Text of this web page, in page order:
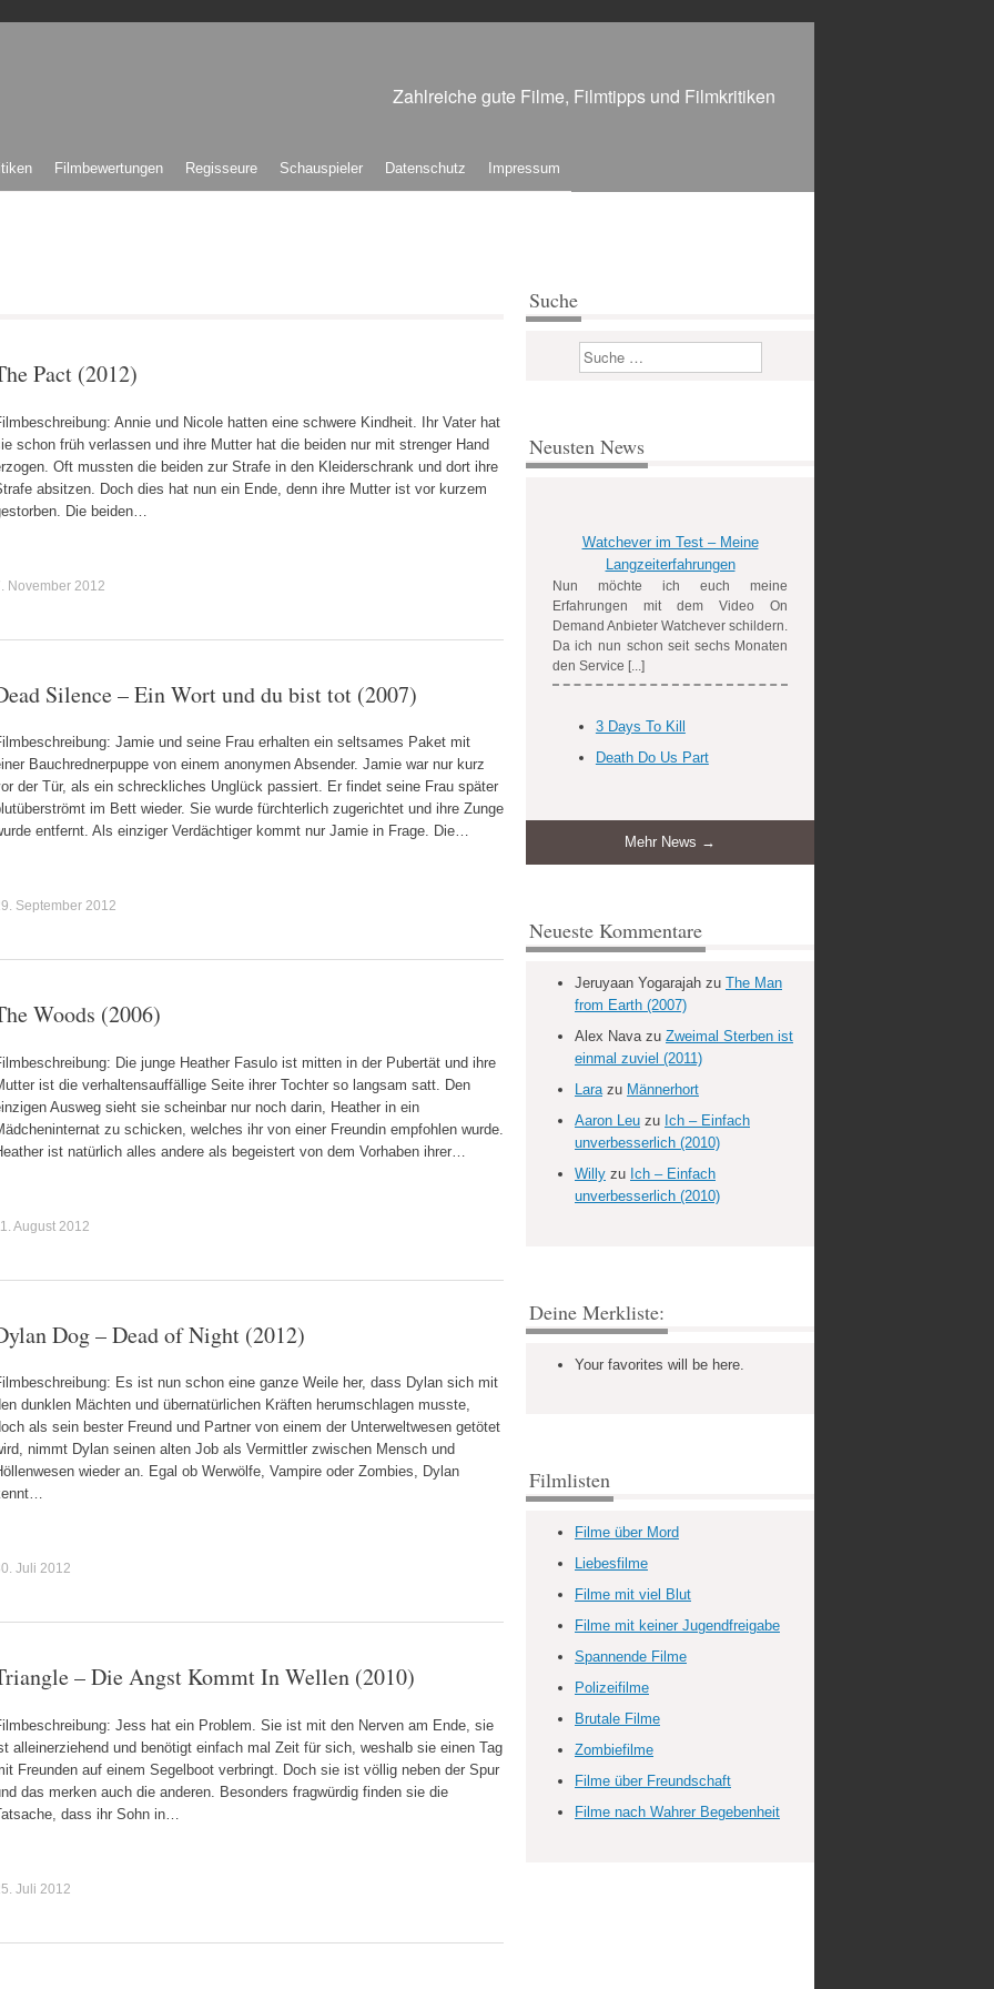
Zahlreiche gute Filme, Filmtipps und Filmkritiken
Filmbewertungen Regisseure Schauspieler Datenschutz Impressum
Pact (2012)
Annie und Nicole hatten eine schwere Kindheit. Ihr Vater hat
schon früh verlassen und ihre Mutter hat die beiden nur mit strenger Hand
Oft mussten die beiden zur Strafe in den Kleiderschrank und dort ihre
absitzen. Doch dies hat nun ein Ende, denn ihre Mutter ist vor kurzem
Die beiden…
November 2012
Silence – Ein Wort und du bist tot (2007)
Jamie und seine Frau erhalten ein seltsames Paket mit
Bauchrednerpuppe von einem anonymen Absender. Jamie war nur kurz
der Tür, als ein schreckliches Unglück passiert. Er findet seine Frau später
im Bett wieder. Sie wurde fürchterlich zugerichtet und ihre Zunge
entfernt. Als einziger Verdächtiger kommt nur Jamie in Frage. Die…
September 2012
Woods (2006)
Die junge Heather Fasulo ist mitten in der Pubertät und ihre
ist die verhaltensauffällige Seite ihrer Tochter so langsam satt. Den
Ausweg sieht sie scheinbar nur noch darin, Heather in ein
zu schicken, welches ihr von einer Freundin empfohlen wurde.
ist natürlich alles andere als begeistert von dem Vorhaben ihrer…
August 2012
Dog – Dead of Night (2012)
Es ist nun schon eine ganze Weile her, dass Dylan sich mit
dunklen Mächten und übernatürlichen Kräften herumschlagen musste,
als sein bester Freund und Partner von einem der Unterweltwesen getötet
nimmt Dylan seinen alten Job als Vermittler zwischen Mensch und
wieder an. Egal ob Werwölfe, Vampire oder Zombies, Dylan
Juli 2012
– Die Angst Kommt In Wellen (2010)
Jess hat ein Problem. Sie ist mit den Nerven am Ende, sie
alleinerziehend und benötigt einfach mal Zeit für sich, weshalb sie einen Tag
Freunden auf einem Segelboot verbringt. Doch sie ist völlig neben der Spur
das merken auch die anderen. Besonders fragwürdig finden sie die
dass ihr Sohn in…
Juli 2012
Suche
Suchen
Neusten News
Watchever im Test – Meine
Langzeiterfahrungen
Nun möchte ich euch meine
Erfahrungen mit dem Video On
Demand Anbieter Watchever schildern.
Da ich nun schon seit sechs Monaten
den Service [...]
3 Days To Kill
Death Do Us Part
Mehr News →
Neueste Kommentare
Jeruyaan Yogarajah zu The Man
from Earth (2007)
Alex Navazu Zweimal Sterben ist
einmal zuviel (2011)
Larazu Männerhort
Aaron Leu zu Ich – Einfach
unverbesserlich (2010)
Willy zu Ich – Einfach
unverbesserlich (2010)
Deine Merkliste:
Your favorites will be here.
Filmlisten
Filme über Mord
Liebesfilme
Filme mit viel Blut
Filme mit keiner Jugendfreigabe
Spannende Filme
Polizeifilme
Brutale Filme
Zombiefilme
Filme über Freundschaft
Filme nach Wahrer Begebenheit